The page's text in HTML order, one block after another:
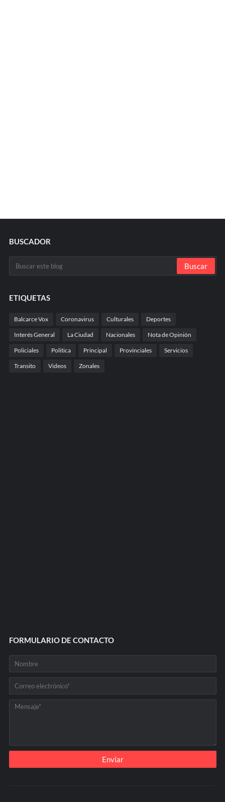
BUSCADOR
ETIQUETAS
Balcarce Vox Coronavirus Culturales Deportes
Interés General La Ciudad Nacionales Nota de Opinión
Policiales Politica Principal Provinciales Servicios
Transito Videos Zonales
FORMULARIO DE CONTACTO